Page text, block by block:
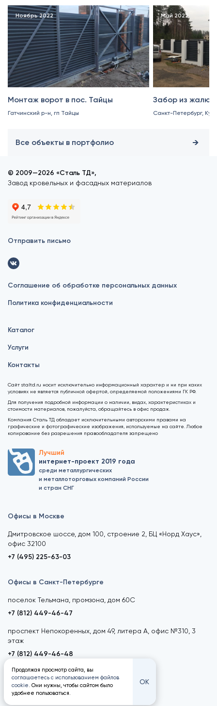
Ноябрь 2022
Монтаж ворот в пос. Тайцы
Гатчинский р-н, гп Тайцы
Май 2022
Забор из
Санкт-Петербург,
Все объекты в портфолио
© 2009—2026 «Сталь ТД»,
Завод кровельных и фасадных материалов
Отправить письмо
Соглашение об обработке персональных данных
Политика конфиденциальности
Каталог
Услуги
Контакты
Сайт staltd.ru носит исключительно информационный характер и ни при каких
условиях не является публичной офертой, определяемой положениями ГК РФ.
Для получения подробной информации о наличии, видах, характеристиках и
стоимости материалов, пожалуйста, обращайтесь в офис продаж.
Компания Сталь ТД обладает исключительными авторскими правами на
графические и фотографические изображения, используемые на сайте. Любое
копирование без разрешения правообладателя запрещено
Лучший
интернет-проект 2019 года
среди металлургических
и металлоторговых компаний России
и стран СНГ
Офисы в Москве
Дмитровское шоссе, дом 100, строение 2, БЦ «Норд Хаус»,
офис 32100
+7 (495) 225-63-03
Офисы в Санкт-Петербурге
поселок Тельмана, промзона, дом 60С
+7 (812) 449-46-47
проспект Непокоренных, дом 49, литера А, офис №310, 3
этаж
+7 (812) 449-46-48
Продолжая просмотр сайта, вы
соглашаетесь с использованием файлов
cookie. Они нужны, чтобы сайтом было
удобнее пользоваться.
ОК